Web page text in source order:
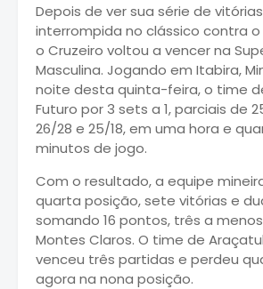
Depois de ver sua série de
interrompida no clássico contra o
o Cruzeiro voltou a vencer na
Masculina. Jogando em Itabira,
noite desta quinta-feira, o time
Futuro por 3 sets a 1, parciais de
26/28 e 25/18, em uma hora e
minutos de jogo.
Com o resultado, a equipe
quarta posição, sete vitórias e
somando 16 pontos, três a
Montes Claros. O time de
venceu três partidas e perdeu
agora na nona posição.